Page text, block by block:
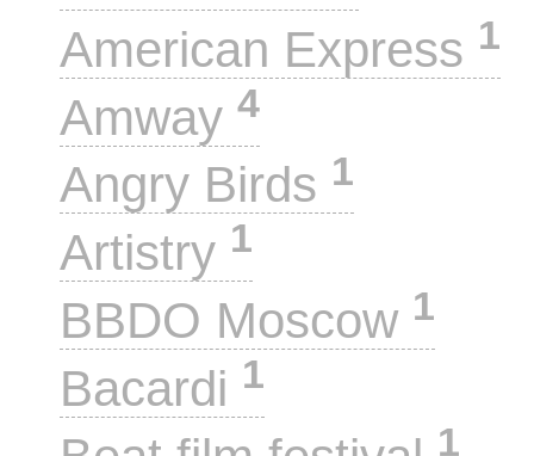
American Express 1
Amway 4
Angry Birds 1
Artistry 1
BBDO Moscow 1
Bacardi 1
1